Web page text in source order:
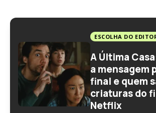
ESCOLHA DO
A Última
a mensagem
final e quem
criaturas do
Netflix